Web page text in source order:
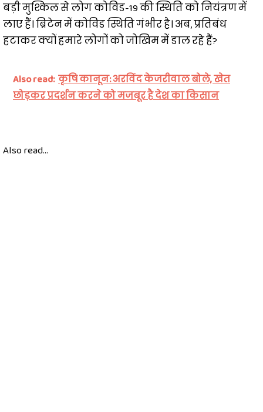
बड़ी मुश्किल से लोग कोविड-19 की स्थिति को नियंत्रण में
लाए हैं। ब्रिटेन में कोविड स्थिति गंभीर है। अब, प्रतिबंध
हटाकर क्यों हमारे लोगों को जोखिम में डाल रहे हैं?
Also read: कृषि कानून: अरविंद केजरीवाल बोले, खेत
छोड़कर प्रदर्शन करने को मजबूर है देश का किसान
Also read...